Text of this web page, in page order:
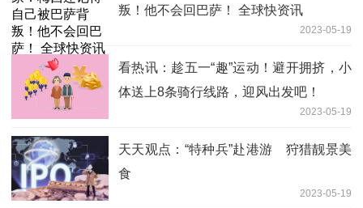
叛！他不会回巴萨！ 全球快资讯
2023-05-19
看热讯：趁五一“趣”运动！避开拥挤，小
体送上8条骑行线路，迎风出发吧！
2023-05-19
天天观点：“特种兵”赴港游 狩猎靓景美
食
2023-05-19